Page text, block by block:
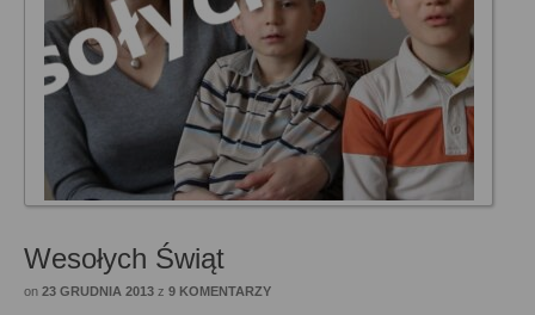
Wesołych Świąt
on 23 GRUDNIA 2013 z 9 KOMENTARZY